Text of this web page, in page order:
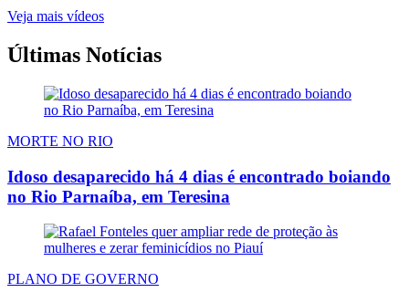
Veja mais vídeos
Últimas Notícias
MORTE NO RIO
Idoso desaparecido há 4 dias é encontrado boiando
no Rio Parnaíba, em Teresina
PLANO DE GOVERNO